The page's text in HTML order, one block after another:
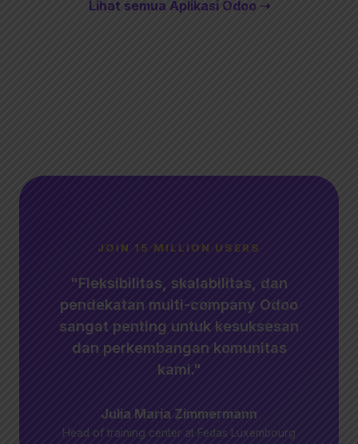
Lihat semua Aplikasi Odoo ➝
JOIN 15 MILLION USERS
"Fleksibilitas, skalabilitas, dan
pendekatan multi-company Odoo
sangat penting untuk kesuksesan
dan perkembangan komunitas
kami."
Julia Maria Zimmermann
Head of training center at Fedas Luxembourg